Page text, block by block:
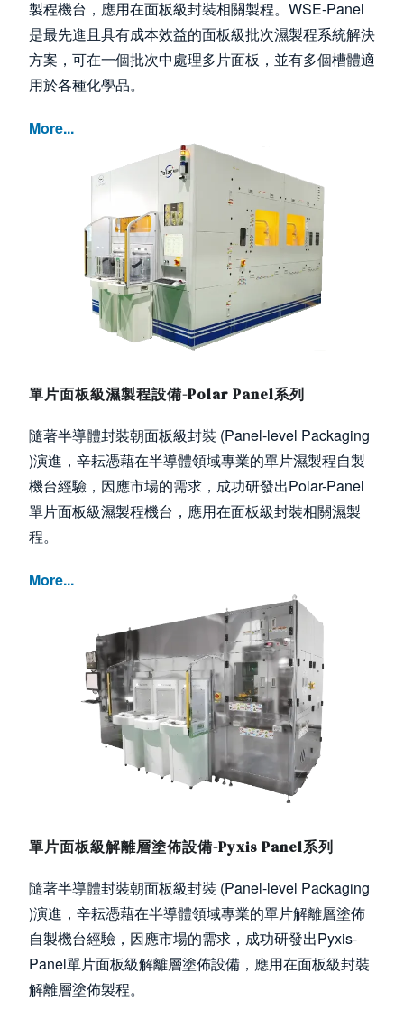
製程機台，應用在面板級封裝相關製程。WSE-Panel
是最先進且具有成本效益的面板級批次濕製程系統解決
方案，可在一個批次中處理多片面板，並有多個槽體適
用於各種化學品。
More...
單片面板級濕製程設備-Polar Panel系列
隨著半導體封裝朝面板級封裝 (Panel-level Packaging
)演進，辛耘憑藉在半導體領域專業的單片濕製程自製
機台經驗，因應市場的需求，成功研發出Polar-Panel
單片面板級濕製程機台，應用在面板級封裝相關濕製
程。
More...
單片面板級解離層塗佈設備-Pyxis Panel系列
隨著半導體封裝朝面板級封裝 (Panel-level Packaging
)演進，辛耘憑藉在半導體領域專業的單片解離層塗佈
自製機台經驗，因應市場的需求，成功研發出Pyxis-
Panel單片面板級解離層塗佈設備，應用在面板級封裝
解離層塗佈製程。